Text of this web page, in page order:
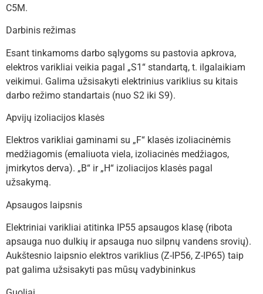
C5M.
Darbinis režimas
Esant tinkamoms darbo sąlygoms su pastovia apkrova,
elektros varikliai veikia pagal „S1“ standartą, t. ilgalaikiam
veikimui. Galima užsisakyti elektrinius variklius su kitais
darbo režimo standartais (nuo S2 iki S9).
Apvijų izoliacijos klasės
Elektros varikliai gaminami su „F“ klasės izoliacinėmis
medžiagomis (emaliuota viela, izoliacinės medžiagos,
įmirkytos derva). „B“ ir „H“ izoliacijos klasės pagal
užsakymą.
Apsaugos laipsnis
Elektriniai varikliai atitinka IP55 apsaugos klasę (ribota
apsauga nuo dulkių ir apsauga nuo silpnų vandens srovių).
Aukštesnio laipsnio elektros variklius (Z-IP56, Z-IP65) taip
pat galima užsisakyti pas mūsų vadybininkus